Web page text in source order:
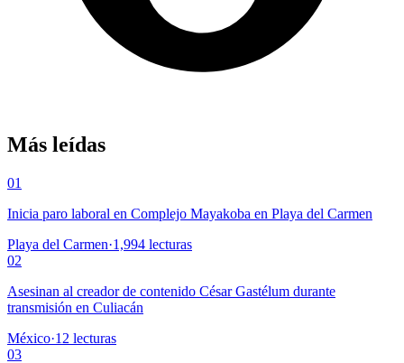
Más leídas
01
Inicia paro laboral en Complejo Mayakoba en Playa del Carmen
Playa del Carmen·1,994 lecturas
02
Asesinan al creador de contenido César Gastélum durante
transmisión en Culiacán
México·12 lecturas
03